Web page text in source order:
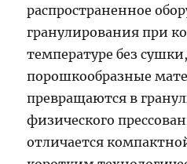
распространенное
гранулирования при
температуре без
порошкообразные
превращаются в
физического
отличается